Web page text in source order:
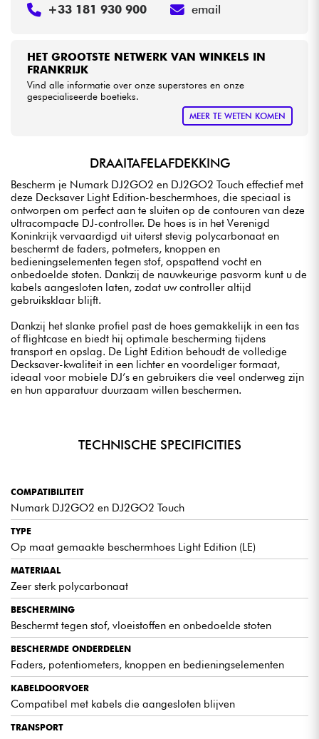
HET GROOTSTE NETWERK VAN WINKELS IN
FRANKRIJK
Vind alle informatie over onze superstores en onze
gespecialiseerde boetieks.
MEER TE WETEN KOMEN
+33 181 930 900 email
DRAAITAFELAFDEKKING
Bescherm je Numark DJ2GO2 en DJ2GO2 Touch effectief met
deze Decksaver Light Edition-beschermhoes, die speciaal is
ontworpen om perfect aan te sluiten op de contouren van deze
ultracompacte DJ-controller. De hoes is in het Verenigd
Koninkrijk vervaardigd uit uiterst stevig polycarbonaat en
beschermt de faders, potmeters, knoppen en
bedieningselementen tegen stof, opspattend vocht en
onbedoelde stoten. Dankzij de nauwkeurige pasvorm kunt u de
kabels aangesloten laten, zodat uw controller altijd
gebruiksklaar blijft.
Dankzij het slanke profiel past de hoes gemakkelijk in een tas
of flightcase en biedt hij optimale bescherming tijdens
transport en opslag. De Light Edition behoudt de volledige
Decksaver-kwaliteit in een lichter en voordeliger formaat,
ideaal voor mobiele DJ’s en gebruikers die veel onderweg zijn
en hun apparatuur duurzaam willen beschermen.
TECHNISCHE SPECIFICITIES
COMPATIBILITEIT
Numark DJ2GO2 en DJ2GO2 Touch
TYPE
Op maat gemaakte beschermhoes Light Edition (LE)
MATERIAAL
Zeer sterk polycarbonaat
BESCHERMING
Beschermt tegen stof, vloeistoffen en onbedoelde stoten
BESCHERMDE ONDERDELEN
Faders, potentiometers, knoppen en bedieningselementen
KABELDOORVOER
Compatibel met kabels die aangesloten blijven
TRANSPORT